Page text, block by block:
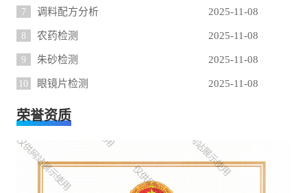
7 调料配方分析 2025-11-08
8 农药检测 2025-11-08
9 朱砂检测 2025-11-08
10 眼镜片检测 2025-11-08
荣誉资质